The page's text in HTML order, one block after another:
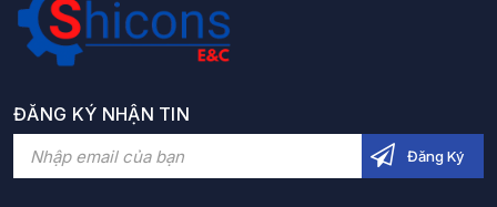
ĐĂNG KÝ NHẬN TIN